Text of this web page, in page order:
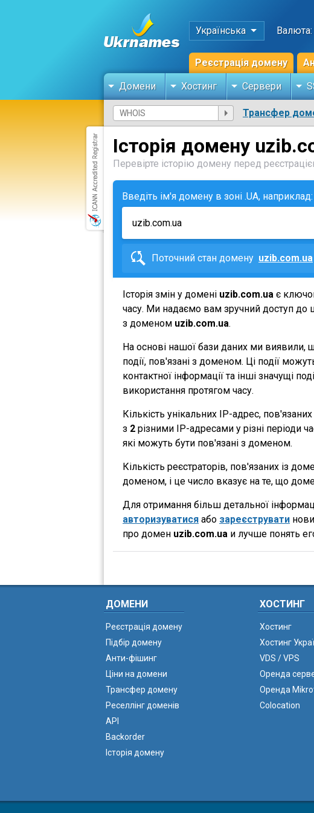
Українська Валюта:
Реєстрація домену
Домени Хостинг Сервери
Трансфер
Історія домену
Перевірте історію домену перед
Введіть ім'я домену в зоні .UA,
Поточний стан домену uzib.com.ua
Історія змін у домені uzib.com.ua є
часу. Ми надаємо вам зручний доступ до
з доменом uzib.com.ua.
На основі нашої бази даних ми виявили,
події, пов'язані з доменом. Ці події
контактної інформації та інші значущі
використання протягом часу.
Кількість унікальних IP-адрес,
з 2 різними IP-адресами у різні періоди
які можуть бути пов'язані з доменом.
Кількість реєстраторів, пов'язаних із
доменом, і це число вказує на те, що
Для отримання більш детальної
авторизуватися або зареєструвати
про домен uzib.com.ua и лучше понять
ДОМЕНИ
Реєстрація домену
Підбір домену
Анти-фішинг
Ціни на домени
Трансфер домену
Реселлінг доменів
API
Backorder
Історія домену
ХОСТИНГ
Хостинг
Хостинг
VDS / VPS
Оренда
Оренда
Colocation